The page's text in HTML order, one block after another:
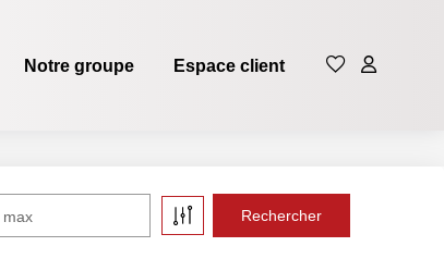
Notre groupe Espace client
max